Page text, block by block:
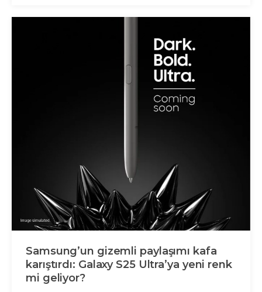
Samsung’un gizemli paylaşımı kafa
karıştırdı: Galaxy S25 Ultra’ya yeni renk
mi geliyor?